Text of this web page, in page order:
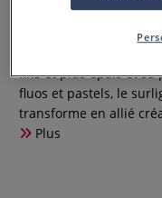
fins et plus épais et sa
fluos et pastels, le
transforme en allié
Plus